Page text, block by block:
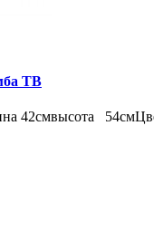
ТВ
42смвысота